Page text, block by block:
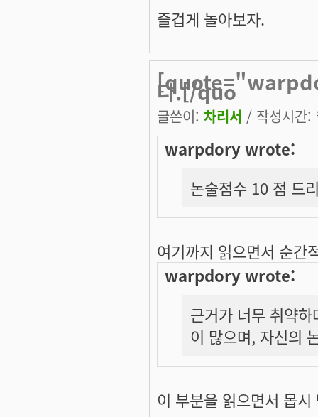
즐겁게 놀아보자.
다.[/quo
글쓴이: 차리서 / 작성시간
warpdory wrote:
논술점수 10 점 드
여기까지 읽으면서 순
warpdory wrote:
근거가 너무 취약
이 많으며, 자신의
이 부분을 읽으면서 몹